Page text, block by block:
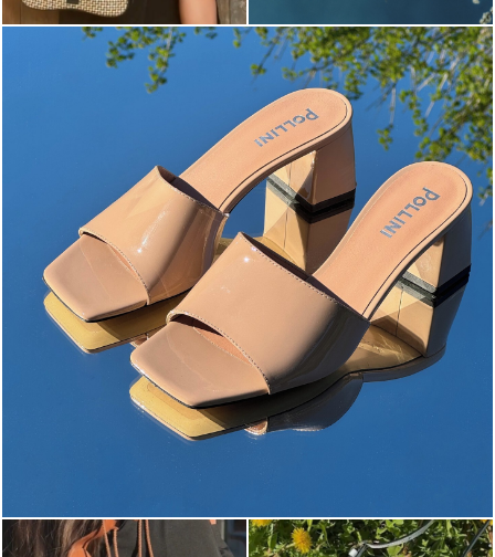
The most-wanted mules and sandals are now on sale. ...